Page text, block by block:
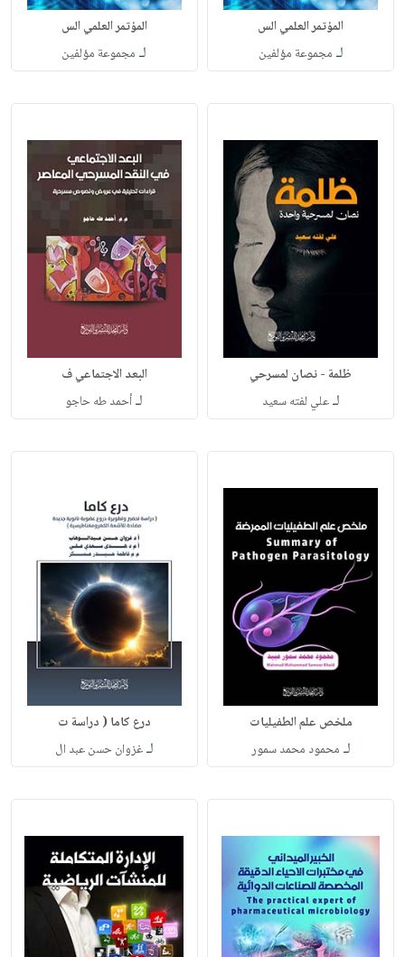
المؤتمر العلمي الس
لـ مجموعة مؤلفين
المؤتمر العلمي الس
لـ مجموعة مؤلفين
ظلمة - نصان لمسرحي
لـعلي لفته سعيد
البعد الاجتماعي ف
لـأحمد طه حاجو
ملخص علم الطفيليات
لـ محمود محمد سمور
درع كاما ( دراسة ت
لـغزوان حسن عبد ال